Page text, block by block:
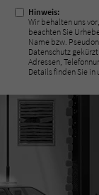
Hinweis:
Wir behalten uns
beachten Sie
Name bzw.
Datenschutz
Adressen,
Details finden Sie in